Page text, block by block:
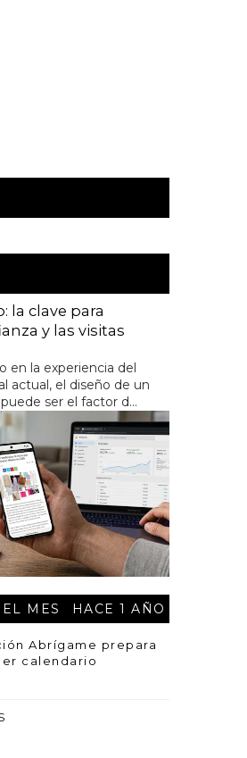
la clave para
y las visitas
en la experiencia del
actual, el diseño de un
ser el factor d...
MES HACE 1 AÑO
Abrígame prepara
calendario